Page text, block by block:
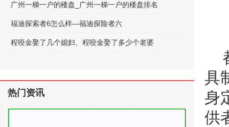
具
身
供
广州一梯一户的楼盘_广州一梯一户的楼盘排名
福迪探索者6怎么样—福迪探险者六
程咬金娶了几个媳妇、程咬金娶了多少个老婆
热门资讯